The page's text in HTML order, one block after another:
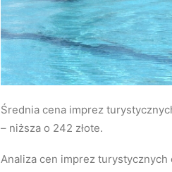
Średnia cena imprez
– niższa o 242 złote.
Analiza cen imprez turystycznych